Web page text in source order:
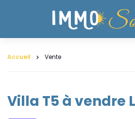
Accueil Vente
Villa T5 à vendre